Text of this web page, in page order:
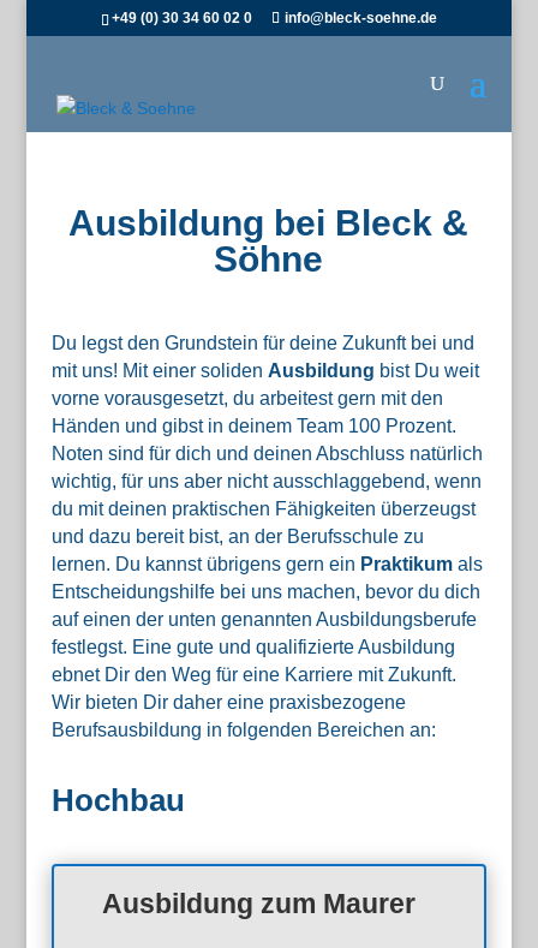
+49 (0) 30 34 60 02 0 info@bleck-soehne.de
Ausbildung bei Bleck &
Söhne
Du legst den Grundstein für deine Zukunft bei und
mit uns! Mit einer soliden Ausbildung bist Du weit
vorne vorausgesetzt, du arbeitest gern mit den
Händen und gibst in deinem Team 100 Prozent.
Noten sind für dich und deinen Abschluss natürlich
wichtig, für uns aber nicht ausschlaggebend, wenn
du mit deinen praktischen Fähigkeiten überzeugst
und dazu bereit bist, an der Berufsschule zu
lernen. Du kannst übrigens gern ein Praktikumals
Entscheidungshilfe bei uns machen, bevor du dich
auf einen der unten genannten Ausbildungsberufe
festlegst. Eine gute und qualifizierte Ausbildung
ebnet Dir den Weg für eine Karriere mit Zukunft.
Wir bieten Dir daher eine praxisbezogene
Berufsausbildung in folgenden Bereichen an:
Hochbau
Ausbildung zum Maurer